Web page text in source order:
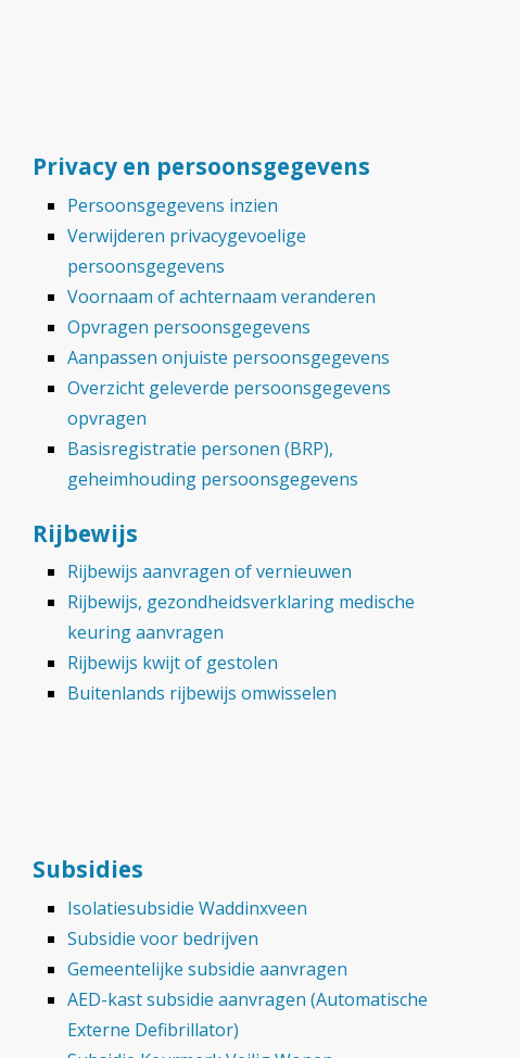
Privacy en persoonsgegevens
Persoonsgegevens inzien
Verwijderen privacygevoelige
persoonsgegevens
Voornaam of achternaam veranderen
Opvragen persoonsgegevens
Aanpassen onjuiste persoonsgegevens
Overzicht geleverde persoonsgegevens
opvragen
Basisregistratie personen (BRP),
geheimhouding persoonsgegevens
Rijbewijs
Rijbewijs aanvragen of vernieuwen
Rijbewijs, gezondheidsverklaring medische
keuring aanvragen
Rijbewijs kwijt of gestolen
Buitenlands rijbewijs omwisselen
Subsidies
Isolatiesubsidie Waddinxveen
Subsidie voor bedrijven
Gemeentelijke subsidie aanvragen
AED-kast subsidie aanvragen (Automatische
Externe Defibrillator)